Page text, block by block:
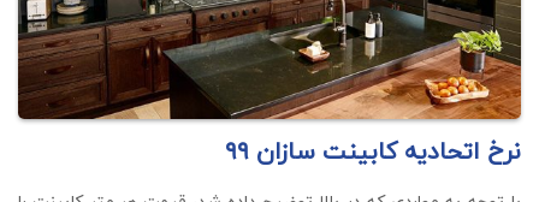
نرخ اتحادیه کابینت سازان ۹۹